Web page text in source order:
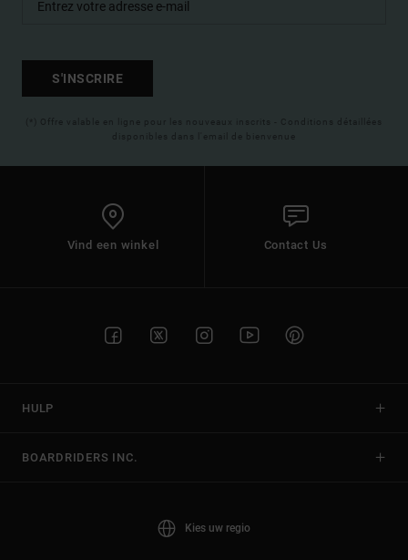
S'INSCRIRE
(*) Offre valable en ligne pour les nouveaux inscrits - Conditions détaillées
disponibles dans l'email de bienvenue
Vind een winkel Contact Us
HULP
BOARDRIDERS INC.
Kies uw regio